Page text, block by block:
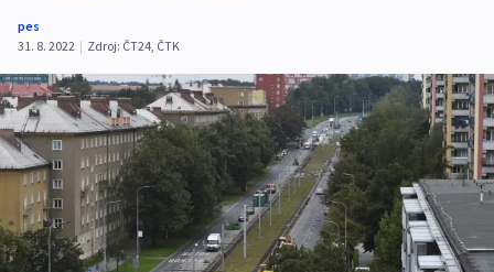
pes
31. 8. 2022 | Zdroj: ČT24, ČTK